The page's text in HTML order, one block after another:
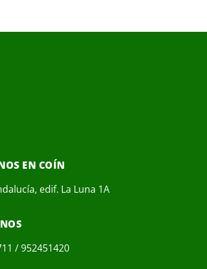
EN COÍN
edif. La Luna 1A
/ 952451420